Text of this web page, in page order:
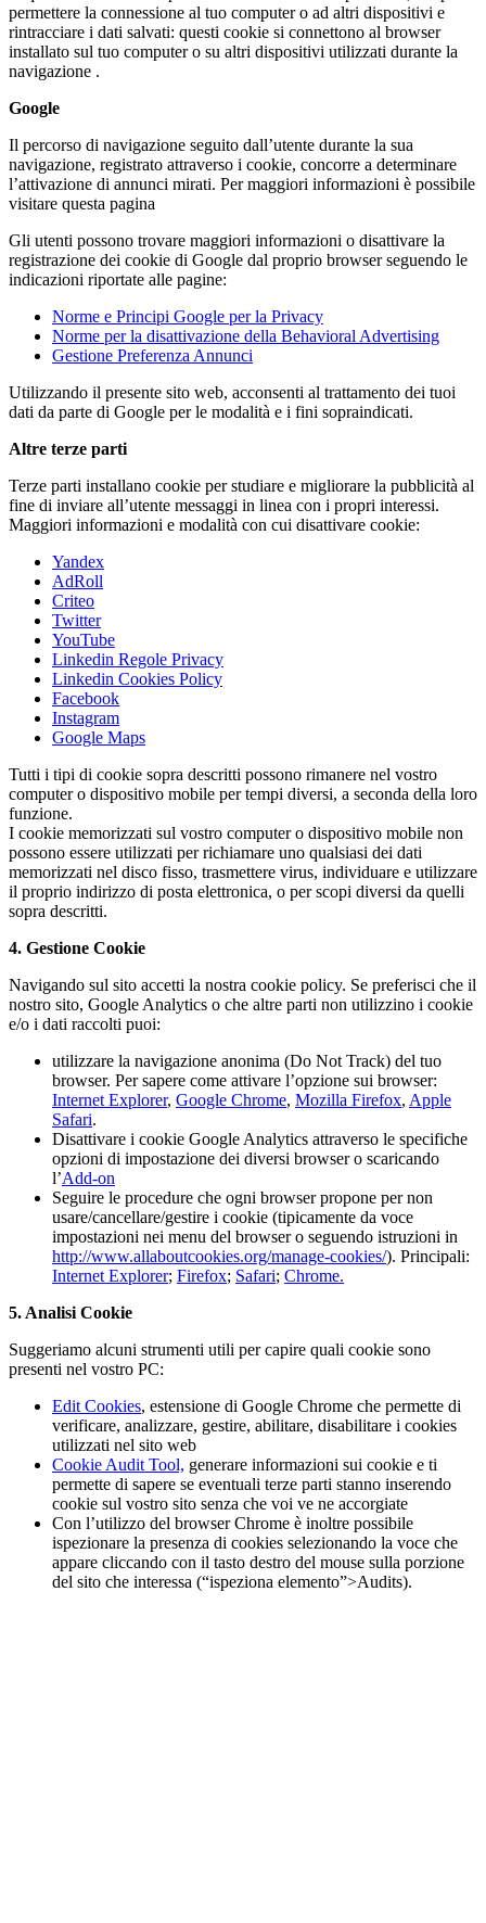
permettere la connessione al tuo computer o ad altri dispositivi e
rintracciare i dati salvati: questi cookie si connettono al browser
installato sul tuo computer o su altri dispositivi utilizzati durante la
navigazione .
Google
Il percorso di navigazione seguito dall’utente durante la sua
navigazione, registrato attraverso i cookie, concorre a determinare
l’attivazione di annunci mirati. Per maggiori informazioni è possibile
visitare questa pagina
Gli utenti possono trovare maggiori informazioni o disattivare la
registrazione dei cookie di Google dal proprio browser seguendo le
indicazioni riportate alle pagine:
Norme e Principi Google per la Privacy
Norme per la disattivazione della Behavioral Advertising
Gestione Preferenza Annunci
Utilizzando il presente sito web, acconsenti al trattamento dei tuoi
dati da parte di Google per le modalità e i fini sopraindicati.
Altre terze parti
Terze parti installano cookie per studiare e migliorare la pubblicità al
fine di inviare all’utente messaggi in linea con i propri interessi.
Maggiori informazioni e modalità con cui disattivare cookie:
Yandex
AdRoll
Criteo
Twitter
YouTube
Linkedin Regole Privacy
Linkedin Cookies Policy
Facebook
Instagram
Google Maps
Tutti i tipi di cookie sopra descritti possono rimanere nel vostro
computer o dispositivo mobile per tempi diversi, a seconda della loro
funzione.
I cookie memorizzati sul vostro computer o dispositivo mobile non
possono essere utilizzati per richiamare uno qualsiasi dei dati
memorizzati nel disco fisso, trasmettere virus, individuare e utilizzare
il proprio indirizzo di posta elettronica, o per scopi diversi da quelli
sopra descritti.
4. Gestione Cookie
Navigando sul sito accetti la nostra cookie policy. Se preferisci che il
nostro sito, Google Analytics o che altre parti non utilizzino i cookie
e/o i dati raccolti puoi:
utilizzare la navigazione anonima (Do Not Track) del tuo
browser. Per sapere come attivare l’opzione sui browser:
Internet Explorer, Google Chrome, Mozilla Firefox, Apple
Safari.
Disattivare i cookie Google Analytics attraverso le specifiche
opzioni di impostazione dei diversi browser o scaricando
l’Add-on
Seguire le procedure che ogni browser propone per non
usare/cancellare/gestire i cookie (tipicamente da voce
impostazioni nei menu del browser o seguendo istruzioni in
http://www.allaboutcookies.org/manage-cookies/). Principali:
Internet Explorer; Firefox; Safari; Chrome.
5. Analisi Cookie
Suggeriamo alcuni strumenti utili per capire quali cookie sono
presenti nel vostro PC:
Edit Cookies, estensione di Google Chrome che permette di
verificare, analizzare, gestire, abilitare, disabilitare i cookies
utilizzati nel sito web
Cookie Audit Tool, generare informazioni sui cookie e ti
permette di sapere se eventuali terze parti stanno inserendo
cookie sul vostro sito senza che voi ve ne accorgiate
Con l’utilizzo del browser Chrome è inoltre possibile
ispezionare la presenza di cookies selezionando la voce che
appare cliccando con il tasto destro del mouse sulla porzione
del sito che interessa (“ispeziona elemento”>Audits).